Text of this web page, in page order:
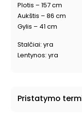
Plotis – 157 cm
Aukštis – 86 cm
Gylis – 41 cm
Stalčiai: yra
Lentynos: yra
Pristatymo